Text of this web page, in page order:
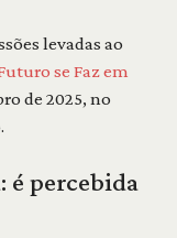
levadas ao
se Faz em
de 2025, no
é percebida